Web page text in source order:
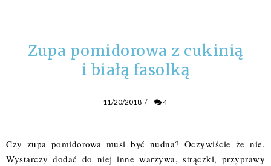
Zupa pomidorowa z cukinią
i białą fasolką
11/20/2018 / 4
Czy zupa pomidorowa musi być nudna? Oczywiście że nie.
Wystarczy dodać do niej inne warzywa, strączki, przyprawy